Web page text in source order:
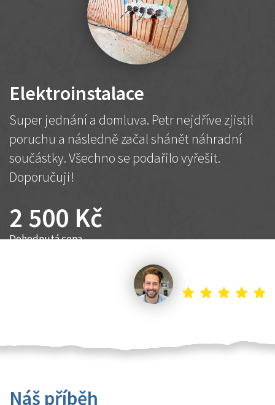
Elektroinstalace
Super jednání a domluva. Petr nejdříve zjistil
poruchu a následně začal shánět náhradní
součástky. Všechno se podařilo vyřešit.
Doporučuji!
2 500 Kč
Dohodnutá cena
Náš příběh